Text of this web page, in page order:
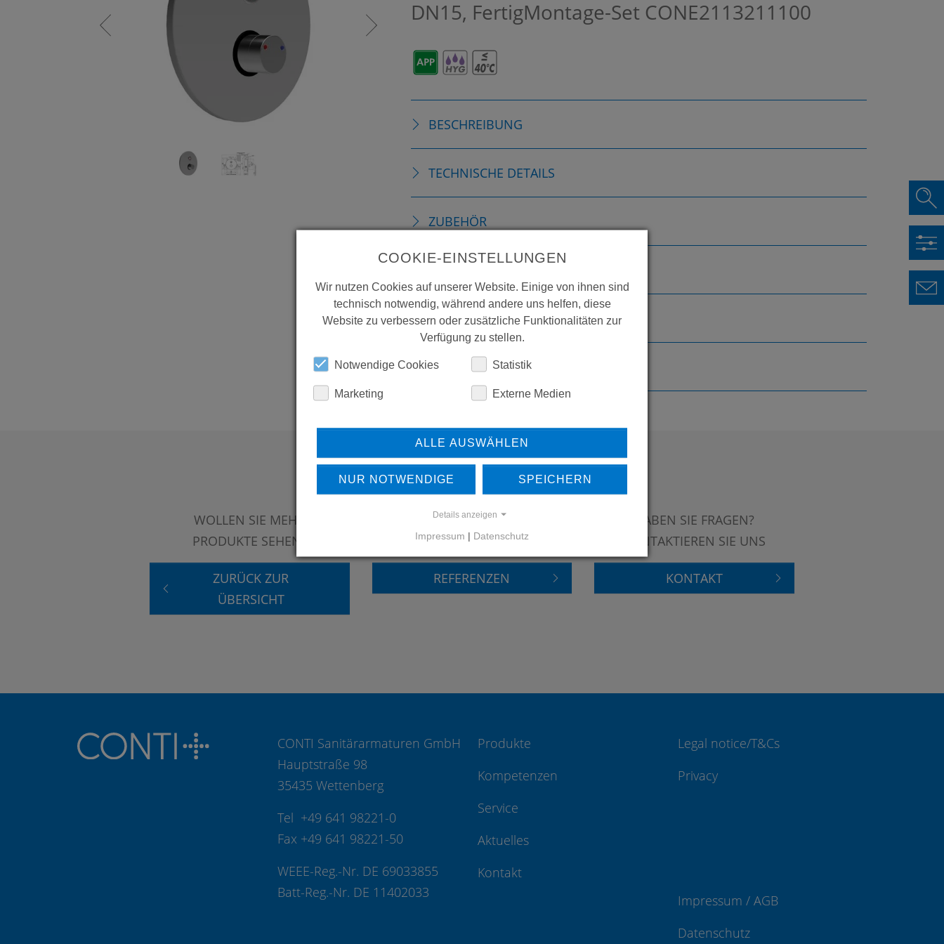
DN15, FertigMontage-Set CONE2113211100
BESCHREIBUNG
TECHNISCHE DETAILS
ZUBEHÖR
ERSATZTEILE
DOWNLOADS
WOLLEN SIE MEHR
PRODUKTE SEHEN?
ZURÜCK ZUR
ÜBERSICHT
ERFAHREN SIE MEHR ÜBER
UNSERE REFERENZEN
REFERENZEN
HABEN SIE FRAGEN?
KONTAKTIEREN SIE UNS
KONTAKT
CONTI Sanitärarmaturen GmbH
Hauptstraße 98
35435 Wettenberg
Tel +49 641 98221-0
Fax +49 641 98221-50
WEEE-Reg.-Nr. DE 69033855
Batt-Reg.-Nr. DE 11402033
Produkte
Kompetenzen
Service
Aktuelles
Kontakt
Legal notice/T&Cs
Privacy
Impressum / AGB
Datenschutz
COOKIE-EINSTELLUNGEN
Wir nutzen Cookies auf unserer Website. Einige von ihnen sind
technisch notwendig, während andere uns helfen, diese
Website zu verbessern oder zusätzliche Funktionalitäten zur
Verfügung zu stellen.
Notwendige Cookies Statistik
Marketing Externe Medien
ALLE AUSWÄHLEN
NUR NOTWENDIGE SPEICHERN
Details anzeigen
Impressum | Datenschutz